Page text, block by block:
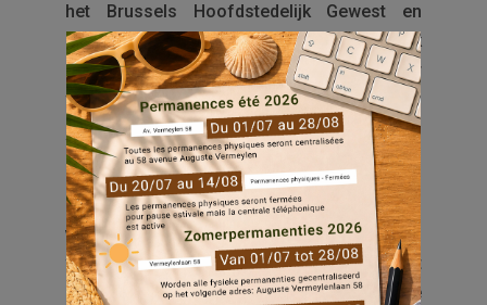
het Brussels Hoofdstedelijk Gewest en
Brussels Parking heeft Everecity de gok
genomen om de “zachte mobiliteit” in haar
wijken te ontwikkelen.
Wat is “zachte mobiliteit”? Fietsen, al dan
niet elektrisch, steps, carpoolen of zelfs
stappen zijn allemaal nieuwe alternatieven
voor de auto. Deze nieuwe vervoerswijzen
worden “zachte mobiliteit” genoemd omdat
ze ons in staat stellen ons sneller te